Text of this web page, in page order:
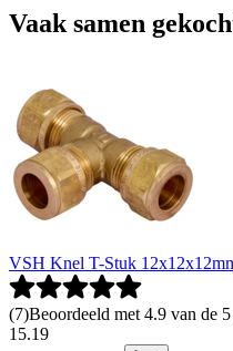
Vaak samen
VSH Knel T-Stuk
(7)Beoordeeld met 4.9 van de
15.19